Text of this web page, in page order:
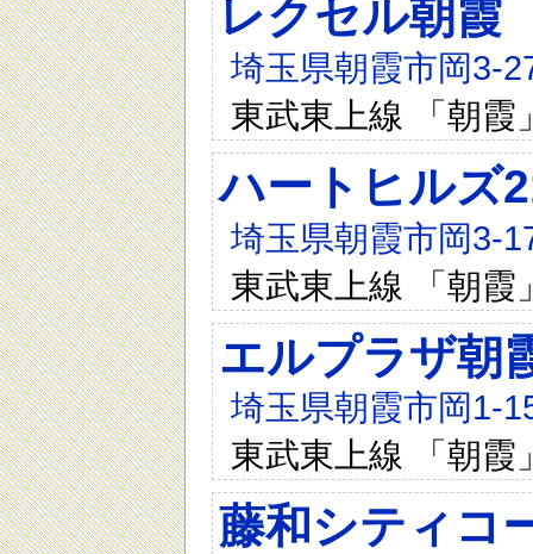
レクセル朝霞
埼玉県朝霞市岡3-
東武東上線 「朝霞
ハートヒルズ
埼玉県朝霞市岡3-
東武東上線 「朝霞
エルプラザ朝
埼玉県朝霞市岡1-
東武東上線 「朝霞
藤和シティコ